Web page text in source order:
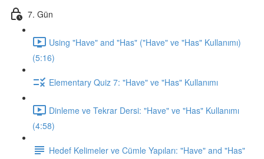
7. Gün
Using "Have" and "Has" ("Have" ve "Has" Kullanımı)
(5:16)
Elementary Quiz 7: "Have" ve "Has" Kullanımı
Dinleme ve Tekrar Dersi: "Have" ve "Has" Kullanımı
(4:58)
Hedef Kelimeler ve Cümle Yapıları: "Have" and "Has"